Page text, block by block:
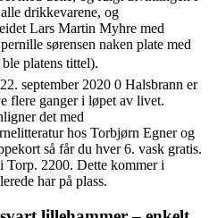
drikkevarene, og
Lars Martin Myhre med
sørensen naken plate med
ble platens tittel).
september 2020 0 Halsbrann er
flere ganger i løpet av livet.
det med
hos Torbjørn Egner og
så får du hver 6. vask gratis.
2200. Dette kommer i
har på plass.